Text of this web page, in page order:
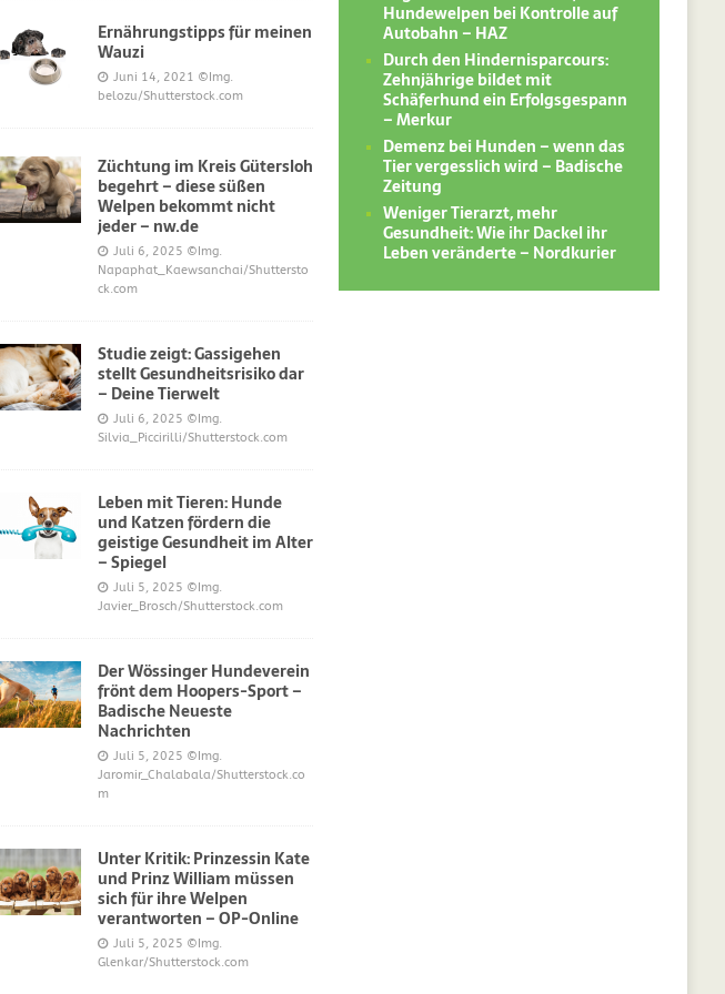
Nachrichten SPORT
verantworten – OP-
Ernährungstipps für meinen
Wauzi
Juni 14, 2021 ©Img.
belozu/Shutterstock.com
Züchtung im Kreis Gütersloh
begehrt – diese süßen
Welpen bekommt nicht
jeder – nw.de
Juli 6, 2025 ©Img.
Napaphat_Kaewsanchai/Shuttersto
ck.com
Studie zeigt: Gassigehen
stellt Gesundheitsrisiko dar
– Deine Tierwelt
Juli 6, 2025 ©Img.
Silvia_Piccirilli/Shutterstock.com
Leben mit Tieren: Hunde
und Katzen fördern die
geistige Gesundheit im Alter
– Spiegel
Juli 5, 2025 ©Img.
Javier_Brosch/Shutterstock.com
Der Wössinger Hundeverein
frönt dem Hoopers-Sport –
Badische Neueste
Nachrichten
Juli 5, 2025 ©Img.
Jaromir_Chalabala/Shutterstock.co
m
Unter Kritik: Prinzessin Kate
und Prinz William müssen
sich für ihre Welpen
verantworten – OP-Online
Juli 5, 2025 ©Img.
Glenkar/Shutterstock.com
Hundewelpen bei Kontrolle auf
Autobahn – HAZ
Durch den Hindernisparcours:
Zehnjährige bildet mit
Schäferhund ein Erfolgsgespann
– Merkur
Demenz bei Hunden – wenn das
Tier vergesslich wird – Badische
Zeitung
Weniger Tierarzt, mehr
Gesundheit: Wie ihr Dackel ihr
Leben veränderte – Nordkurier